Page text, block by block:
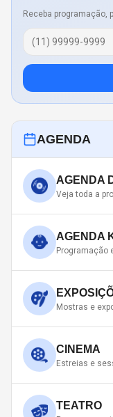
Receba programação,
AGENDA
AGENDA
Veja toda a
AGENDA
Programação
Mostras e
CINEMA
Estreias e
TEATRO